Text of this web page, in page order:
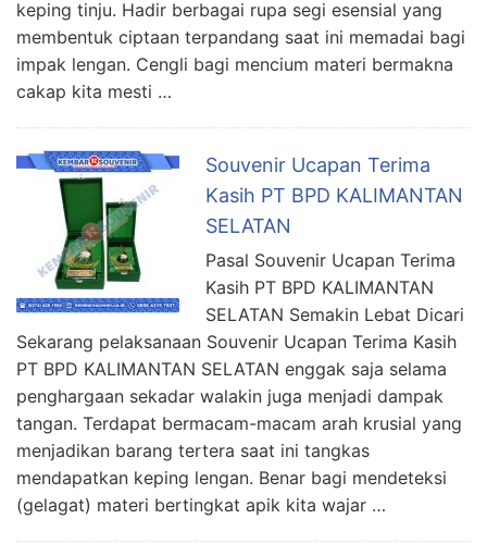
keping tinju. Hadir berbagai rupa segi esensial yang
membentuk ciptaan terpandang saat ini memadai bagi
impak lengan. Cengli bagi mencium materi bermakna
cakap kita mesti …
Souvenir Ucapan Terima
Kasih PT BPD KALIMANTAN
SELATAN
Pasal Souvenir Ucapan Terima
Kasih PT BPD KALIMANTAN
SELATAN Semakin Lebat Dicari
Sekarang pelaksanaan Souvenir Ucapan Terima Kasih
PT BPD KALIMANTAN SELATAN enggak saja selama
penghargaan sekadar walakin juga menjadi dampak
tangan. Terdapat bermacam-macam arah krusial yang
menjadikan barang tertera saat ini tangkas
mendapatkan keping lengan. Benar bagi mendeteksi
(gelagat) materi bertingkat apik kita wajar …